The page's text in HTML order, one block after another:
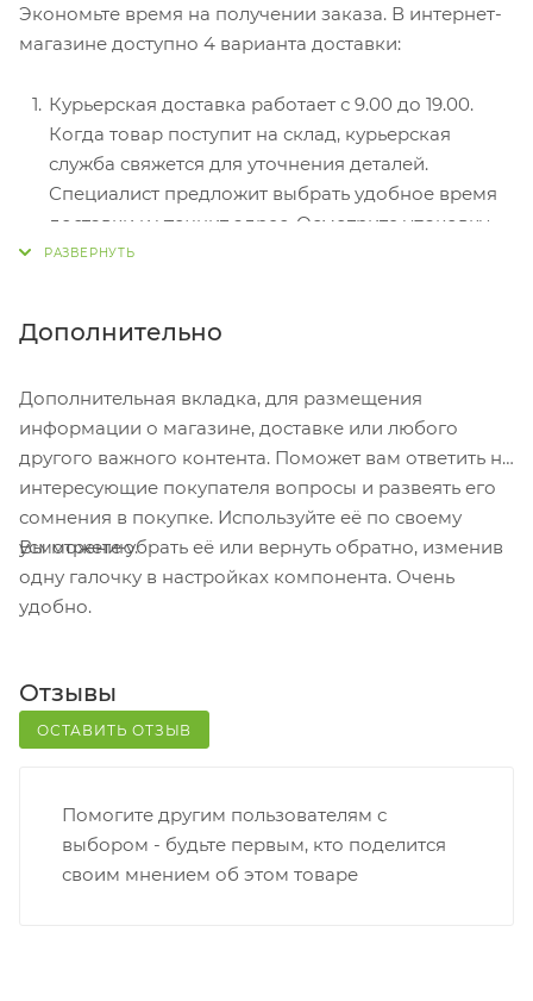
перенаправит вас на сервер системы ASSIST.
Здесь нужно ввести номер карты, срок действия
Электронные системы при онлайн-заказе:
PayPal, WebMoney и Яндекс.Деньги. Для
совершения покупки система перенаправит вас
на страницу платежного сервиса. Здесь
необходимо заполнить форму по инструкции.
Экономьте время на получении заказа. В интернет-
магазине доступно 4 варианта доставки:
Курьерская доставка работает с 9.00 до 19.00.
Когда товар поступит на склад, курьерская
служба свяжется для уточнения деталей.
Специалист предложит выбрать удобное время
доставки и уточнит адрес. Осмотрите упаковку
на целостность и соответствие указанной
получения заказа обратитесь к сотруднику в
кассовой зоне и назовите номер.
Постамат. Когда заказ поступит на точку, на ваш
телефон или e-mail придет уникальный код.
Заказ нужно оплатить в терминале постамата.
Срок хранения — 3 дня.
Почтовая доставка через почту России. Когда
оценить состояние коробки: вес, целостность.
Вскрывать коробку самостоятельно вы можете
не должна превышать 100 000 р.
Дополнительно
Дополнительная вкладка, для размещения
информации о магазине, доставке или любого
другого важного контента. Поможет вам ответить на
интересующие покупателя вопросы и развеять его
сомнения в покупке. Используйте её по своему
усмотрению.
Вы можете убрать её или вернуть обратно, изменив
одну галочку в настройках компонента. Очень
удобно.
Отзывы
ОСТАВИТЬ ОТЗЫВ
Помогите другим пользователям с
выбором - будьте первым, кто поделится
своим мнением об этом товаре